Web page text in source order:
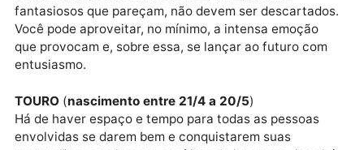
constituírem uma unidade de força para elas, a
transformam na prisão doméstica que as tornará
infelizes.
ÁRIES(nascimento entre 21/3 a 20/4
A mente faz planos mirabolantes, mas por mais
fantasiosos que pareçam, não devem ser